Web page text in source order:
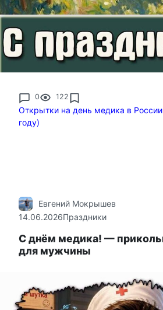
0 122
Открытки на день медика в
году)
Евгений Мокрышев
14.06.2026Праздники
С днём медика! —
для мужчины